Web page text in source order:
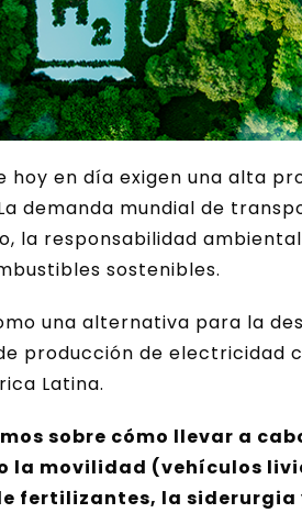
hoy en día exigen una alta
demanda mundial de
la responsabilidad
sostenibles.
una alternativa para la
producción de electricidad
Latina.
sobre cómo llevar a
la movilidad (vehículos
fertilizantes, la siderurgia